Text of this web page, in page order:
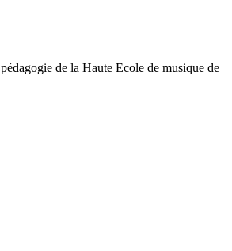
de la Haute Ecole de musique de